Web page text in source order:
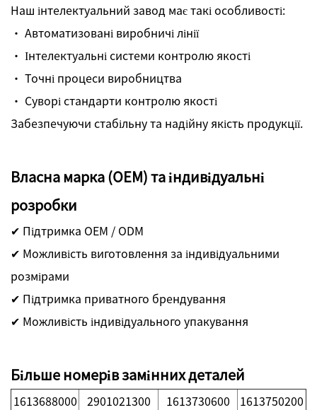
Наш інтелектуальний завод має такі особливості:
· Автоматизовані виробничі лінії
· Інтелектуальні системи контролю якості
· Точні процеси виробництва
· Суворі стандарти контролю якості
Забезпечуючи стабільну та надійну якість продукції.
Власна марка (OEM) та індивідуальні
розробки
✔ Підтримка OEM / ODM
✔ Можливість виготовлення за індивідуальними
розмірами
✔ Підтримка приватного брендування
✔ Можливість індивідуального упакування
Більше номерів замінних деталей
1613688000 2901021300 1613730600
1613750200